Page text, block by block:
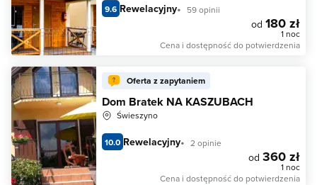
9.6 Rewelacyjny 59 opinii
od 180 zł
1 noc
Cena i dostępność do potwierdzenia
Oferta z zapytaniem
Dom Bratek NA KASZUBACH
Świeszyno
10.0 Rewelacyjny 2 opinie
od 360 zł
1 noc
Cena i dostępność do potwierdzenia